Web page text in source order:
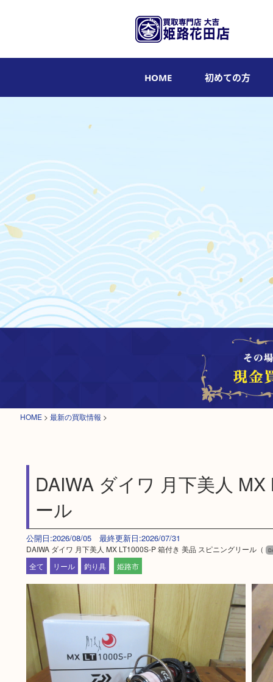
HOME 初めての方
HOME > 最新の買取情報 >
DAIWA ダイワ 月下美人
ール
公開日:2026/08/05 最終更新日:2026/07/31
DAIWA ダイワ 月下美人 MX LT1000S-P 箱付き 美品 スピニングリール（
全て
リール 釣り具 姫路市